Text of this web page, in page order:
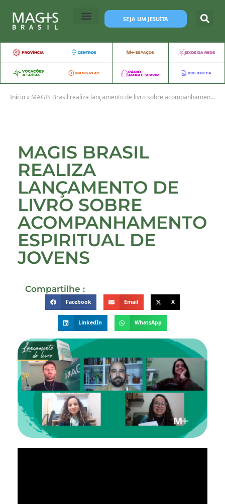
SEJA UM JESUÍTA
Início » MAGIS Brasil realiza lançamento de livro sobre acompanhamento espiritual de jovens
MAGIS BRASIL
REALIZA
LANÇAMENTO DE
LIVRO SOBRE
ACOMPANHAMENTO
ESPIRITUAL DE
JOVENS
Compartilhe :
Facebook Email X
LinkedIn WhatsApp